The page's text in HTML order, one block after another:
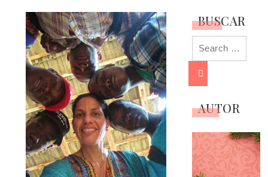
BUSCAR
for:
AUTOR